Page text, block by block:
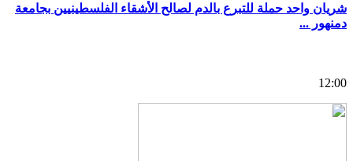
شريان واحد حملة للتبرع بالدم لصالح الأشقاء الفلسطينيين بجامعة
دمنهور ...
12:00